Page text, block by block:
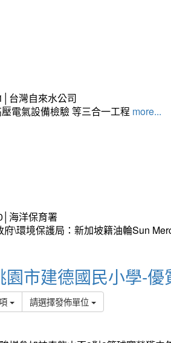
台灣自來水公司
電氣設備檢驗 等三合一工程 more...
海洋保育署
府\環境保護局：新加坡籍油輪Sun
園市建德國民小學-優
請選擇發佈單位